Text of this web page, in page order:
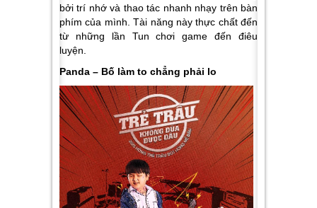
bởi trí nhớ và thao tác nhanh nhạy trên bàn
phím của mình. Tài năng này thực chất đến
từ những lần Tun chơi game đến điêu
luyện.
Panda – Bố làm to chẳng phải lo